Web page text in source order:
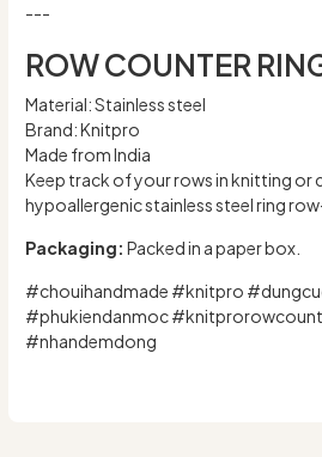
---
ROW COUNTER
Material: Stainless steel
Brand: Knitpro
Made from India
Keep track of your rows in knitting or
hypoallergenic stainless steel ring
Packaging: Packed in a paper box.
#chouihandmade #knitpro
#phukiendanmoc
#nhandemdong